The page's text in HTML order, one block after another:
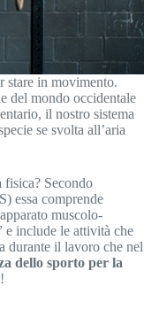
stare in movimento.
del mondo occidentale
il nostro sistema
se svolta all’aria
Secondo
essa comprende
muscolo-
e include le attività che
durante il lavoro che nel
dello sporto per la